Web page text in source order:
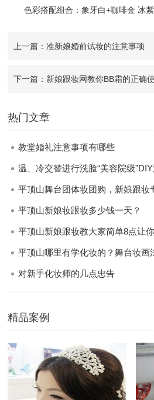
色彩搭配组合：象牙白+咖啡金 冰紫
上一篇：准新娘婚前试妆的注意事项
下一篇：新娘跟妆网教你BB霜的正确
热门文章
教堂婚礼注意事项有哪些
平顶山新娘妆跟妆多少钱一天？
平顶山哪里有学化妆的？舞台妆画
对新手化妆师的几点忠告
精品案例